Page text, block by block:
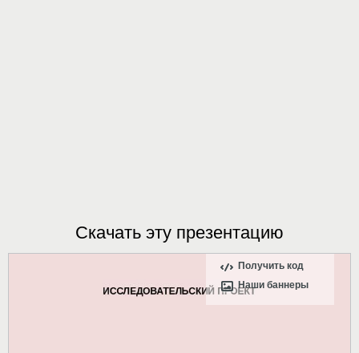
Скачать эту презентацию
Получить код
Наши баннеры